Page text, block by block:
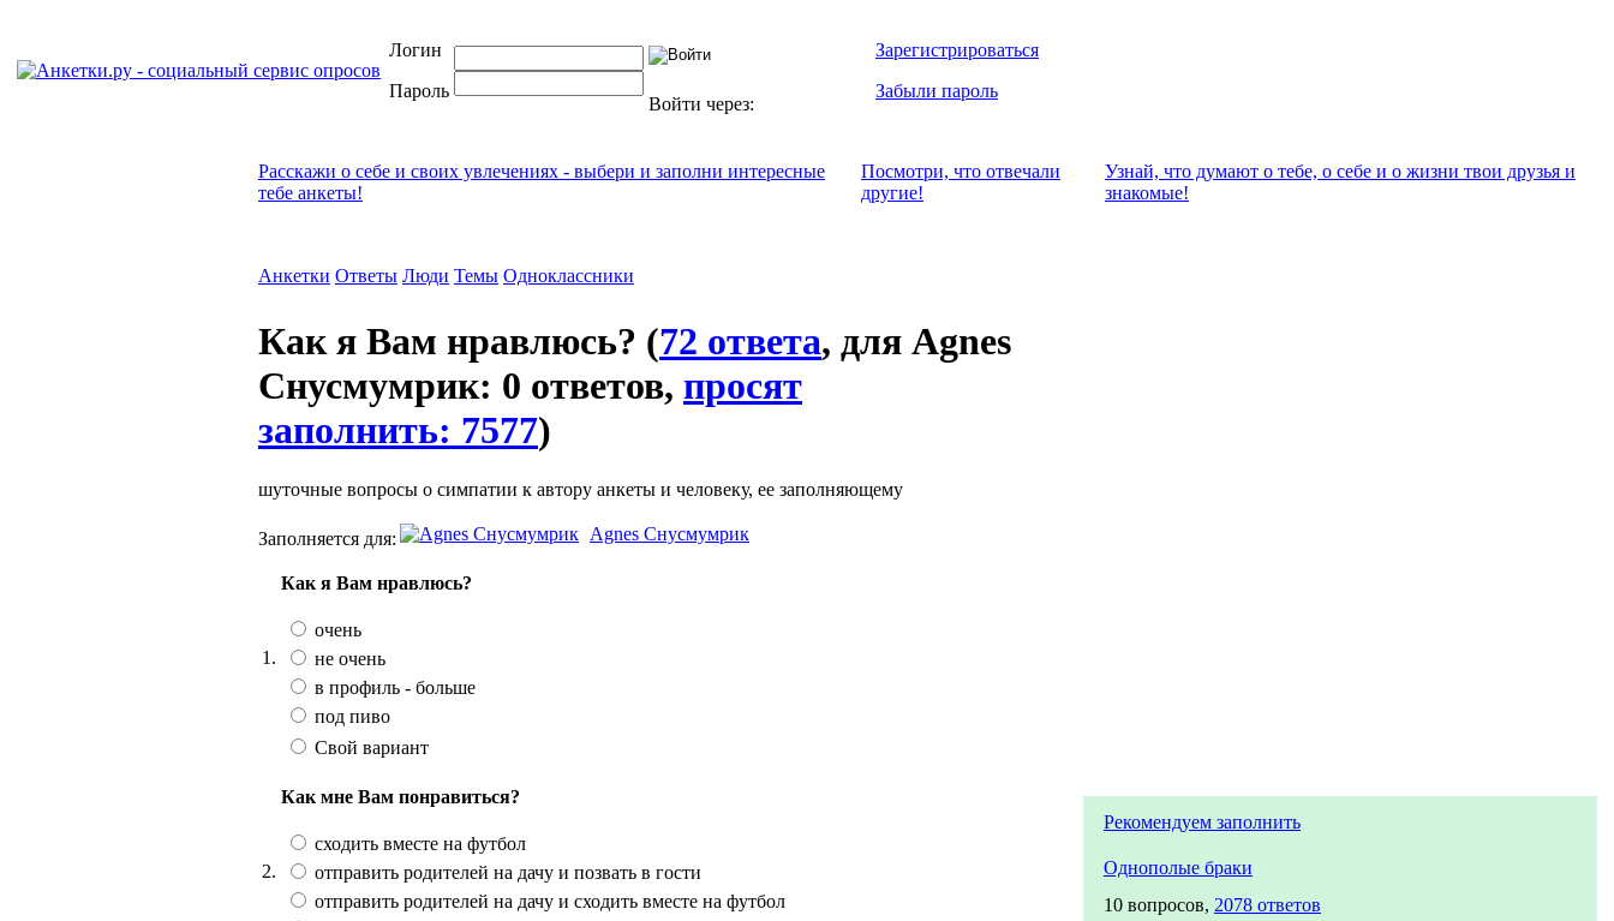
Логин
Пароль
Войти через:
Зарегистрироваться
Забыли пароль
Расскажи о себе и своих увлечениях - выбери и заполни интересные
тебе анкеты!
Посмотри, что отвeчали
другие!
Узнай, что думают о тебе, о себе и о жизни твои друзья и
знакомые!
Анкетки Ответы Люди Темы Одноклассники
Как я Вам нравлюсь? (72 ответа, для Agnes
Снусмумрик: 0 ответов, просят
заполнить: 7577)
шуточные вопросы о симпатии к автору анкеты и человеку, ее заполняющему
Заполняется для: Agnes Снусмумрик
1.
Как я Вам нравлюсь?
очень
не очень
в профиль - больше
под пиво
Свой вариант
2.
Как мне Вам понравиться?
сходить вместе на футбол
отправить родителей на дачу и позвать в гости
отправить родителей на дачу и сходить вместе на футбол
Рекомендуем заполнить
Однополые браки
10 вопросов, 2078 ответов